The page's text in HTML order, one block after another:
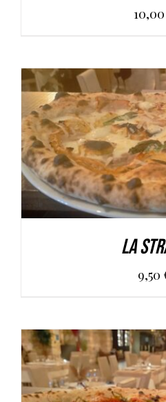
10,00
AGGIUNGI AL
La
9,50